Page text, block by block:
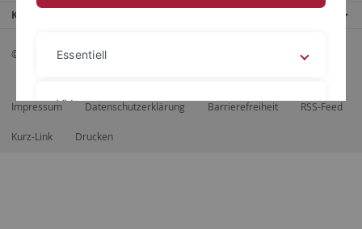
Kontaktinfo
© 2026 Eberhard Karls Universität Tübingen, Tübingen
Impressum Datenschutzerklärung Barrierefreiheit RSS-Feed
Kurz-Link Drucken
Essentiell
Videos